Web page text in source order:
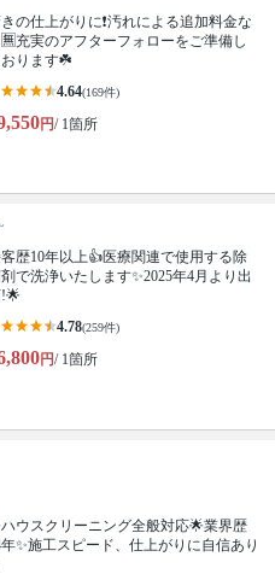
の仕上がりに❗️汚れによる追加料金な
🈚️充実のアフターフォローをご準備し
ります☘️
4.64(169件)
円/ 1箇所
歴10年以上👍医療関連で使用する除
で洗浄いたします✨2025年4月より出
4.78(259件)
円/ 1箇所
ウスクリーニング全般対応🌟業界歴
年✨施工スピード、仕上がりに自信あり